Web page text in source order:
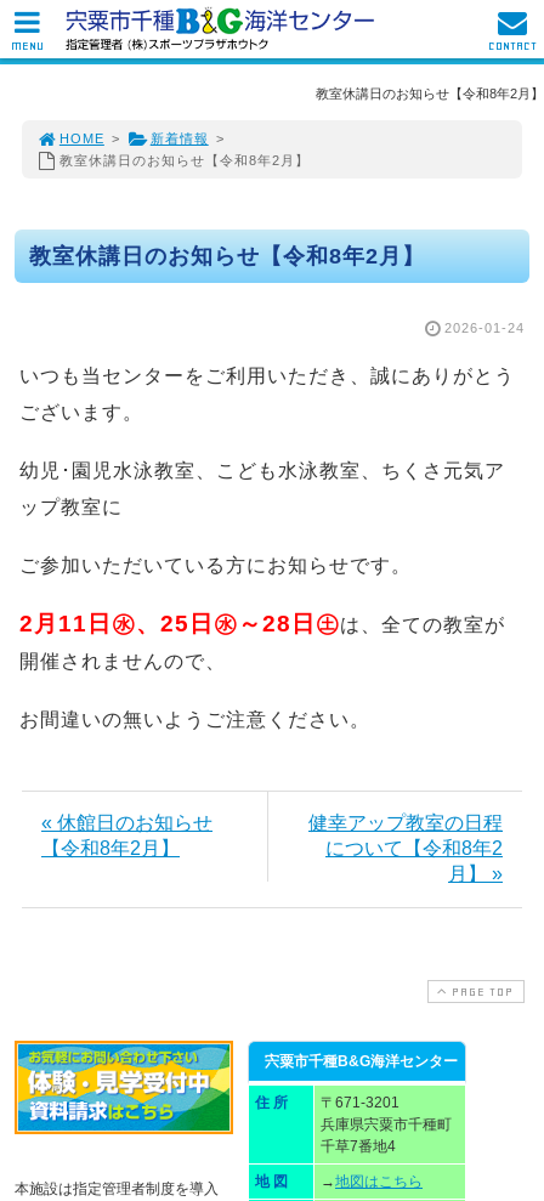
教室休講日のお知らせ【令和8年2月】
HOME > 新着情報
>
教室休講日のお知らせ【令和8年2月】
教室休講日のお知らせ【令和8年2月】
2026-01-24
いつも当センターをご利用いただき、誠にありがとう
ございます。
幼児･園児水泳教室、こども水泳教室、ちくさ元気ア
ップ教室に
ご参加いただいている方にお知らせです。
2月11日㊌、25日㊌～28日㊏は、全ての教室が
開催されませんので、
お間違いの無いようご注意ください。
« 休館日のお知らせ
【令和8年2月】
健幸アップ教室の日程
について【令和8年2
月】 »
PAGE TOP
宍粟市千種B&G海洋センター
住 所
〒671-3201
兵庫県宍粟市千種町
千草7番地4
地 図 →地図はこちら
本施設は指定管理者制度を導入
MENU CONTACT